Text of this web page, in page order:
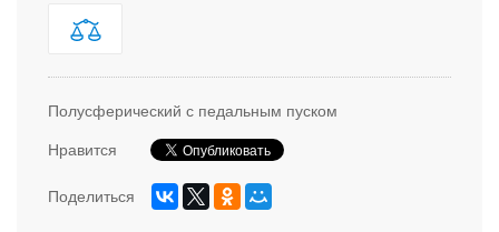
Полусферический с педальным пуском
Нравится
Поделиться